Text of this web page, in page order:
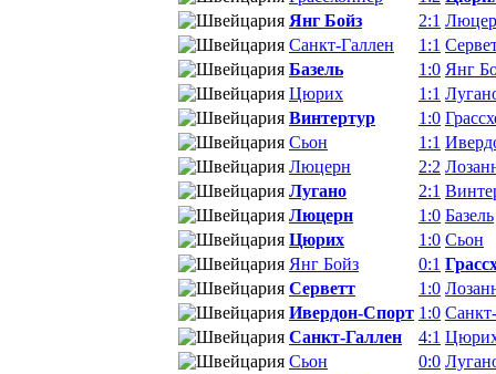
Янг Бойз
2:1
Санкт-Галлен
1:1
Базель
1:0 Янг
Цюрих
1:1
Винтертур
1:0
Сьон
1:1
Люцерн
2:2
Лугано
2:1
Люцерн
1:0 Базель
Цюрих
1:0 Сьон
Янг Бойз
0:1
Серветт
1:0
Ивердон-Спорт 1:0
Санкт-Галлен
4:1
Сьон
0:0